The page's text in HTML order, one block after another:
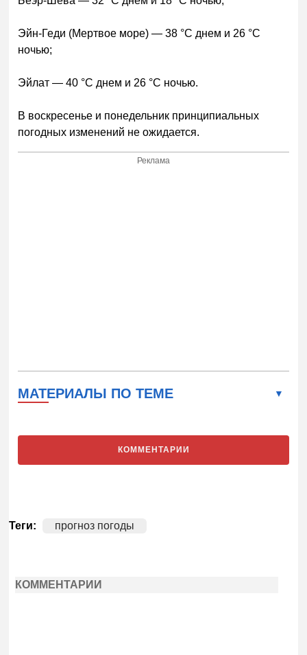
Эйн-Геди (Мертвое море) — 38 °C днем и 26 °C
ночью;
Эйлат — 40 °C днем и 26 °C ночью.
В воскресенье и понедельник принципиальных
погодных изменений не ожидается.
Реклама
МАТЕРИАЛЫ ПО ТЕМЕ
КОММЕНТАРИИ
Теги: прогноз погоды
КОММЕНТАРИИ